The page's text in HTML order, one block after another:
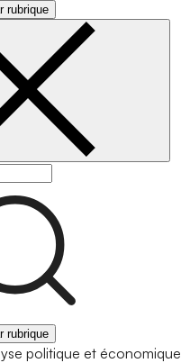
rubrique
rubrique
politique et économique